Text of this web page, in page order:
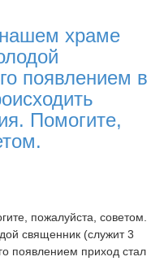
храме
появлением в
Помогите,
пожалуйста, советом.
священник (служит 3
появлением приход стал